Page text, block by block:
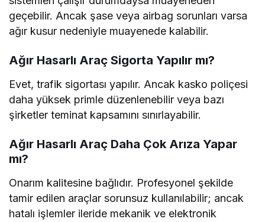
geçebilir. Ancak şase veya airbag sorunları varsa
ağır kusur nedeniyle muayenede kalabilir.
Ağır Hasarlı Araç Sigorta Yapılır mı?
Evet, trafik sigortası yapılır. Ancak kasko poliçesi
daha yüksek primle düzenlenebilir veya bazı
şirketler teminat kapsamını sınırlayabilir.
Ağır Hasarlı Araç Daha Çok Arıza Yapar
mı?
Onarım kalitesine bağlıdır. Profesyonel şekilde
tamir edilen araçlar sorunsuz kullanılabilir; ancak
hatalı işlemler ileride mekanik ve elektronik